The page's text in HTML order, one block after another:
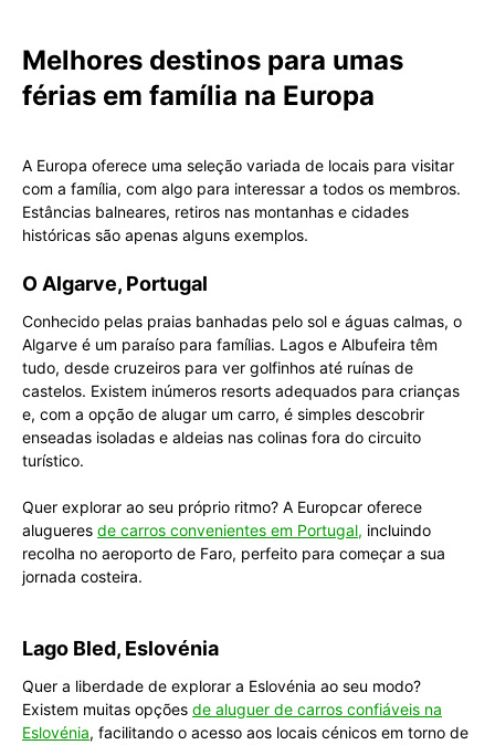
Melhores destinos para umas
férias em família na Europa
A Europa oferece uma seleção variada de locais para visitar
com a família, com algo para interessar a todos os membros.
Estâncias balneares, retiros nas montanhas e cidades
históricas são apenas alguns exemplos.
O Algarve, Portugal
Conhecido pelas praias banhadas pelo sol e águas calmas, o
Algarve é um paraíso para famílias. Lagos e Albufeira têm
tudo, desde cruzeiros para ver golfinhos até ruínas de
castelos. Existem inúmeros resorts adequados para crianças
e, com a opção de alugar um carro, é simples descobrir
enseadas isoladas e aldeias nas colinas fora do circuito
turístico.
Quer explorar ao seu próprio ritmo? A Europcar oferece
alugueres de carros convenientes em Portugal, incluindo
recolha no aeroporto de Faro, perfeito para começar a sua
jornada costeira.
Lago Bled, Eslovénia
Quer a liberdade de explorar a Eslovénia ao seu modo?
Existem muitas opções de aluguer de carros confiáveis na
Eslovénia, facilitando o acesso aos locais cénicos em torno de